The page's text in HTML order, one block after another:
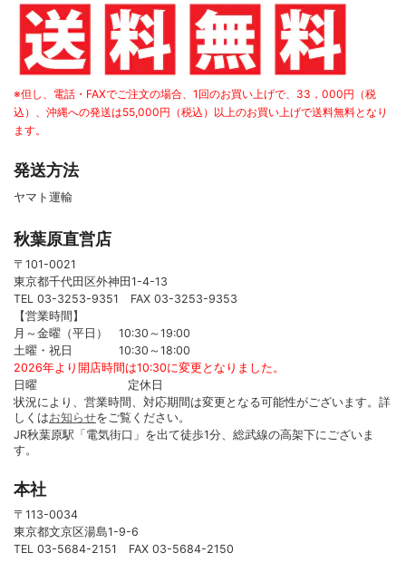
※但し、電話・FAXでご注文の場合、1回のお買い上げで、33，000円（税
込）、沖縄への発送は55,000円（税込）以上のお買い上げで送料無料となり
ます。
発送方法
ヤマト運輸
秋葉原直営店
〒101-0021
東京都千代田区外神田1-4-13
TEL 03-3253-9351 FAX 03-3253-9353
【営業時間】
月～金曜（平日） 10:30～19:00
土曜・祝日 10:30～18:00
2026年より開店時間は10:30に変更となりました。
日曜 定休日
状況により、営業時間、対応期間は変更となる可能性がございます。詳
しくはお知らせをご覧ください。
JR秋葉原駅「電気街口」を出て徒歩1分、総武線の高架下にございま
す。
本社
〒113-0034
東京都文京区湯島1-9-6
TEL 03-5684-2151 FAX 03-5684-2150